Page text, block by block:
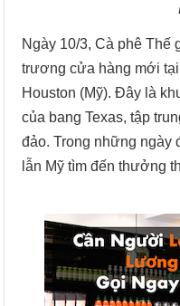
Ngày 10/3, Cà phê Thế
trương cửa hàng mới
Houston (Mỹ). Đây là
của bang Texas, tập
đảo. Trong những ngày
lẫn Mỹ tìm đến thưởng